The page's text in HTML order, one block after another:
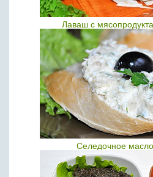
Лаваш с
Селедочное